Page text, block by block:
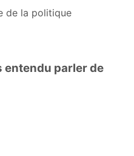
de la politique
entendu parler de